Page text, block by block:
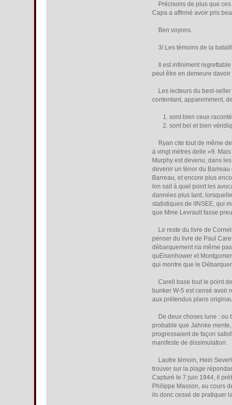
Précisons de plus que ces
Capa a affirmé avoir pris
Ben voyons.
3/ Les témoins de la
Il est infiniment regrettable
peut être en demeure
Les lecteurs du best-seller
contentant, apparemment,
1. sont bien ceux
2. sont bel et bien
Ryan cite tout de même
à vingt mètres delle »9.
Murphy est devenu, dans
devenir un ténor du Barreau
Barreau, et encore plus
lon sait à quel point les
dannées plus tard,
statistiques de lINSEE, qui
que Mme Levrault fasse
Le reste du livre de
penser du livre de Paul
débarquement na même
quEisenhower et
qui montre que le
Carell base tout le point
bunker W-5 est censé avoir
aux prétendus plans
De deux choses lune : ou
probable que Jahnke mente,
progressaient de façon
manifeste de dissimulation.
Lautre témoin, Hein
trouver sur la plage
Capturé le 7 juin 1944, il
Philippe Masson, au cours
ils donc cessé de pratiquer